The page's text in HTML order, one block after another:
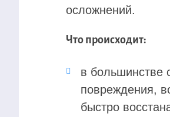
осложнений.
Что происходит:
в большинстве
повреждения,
быстро